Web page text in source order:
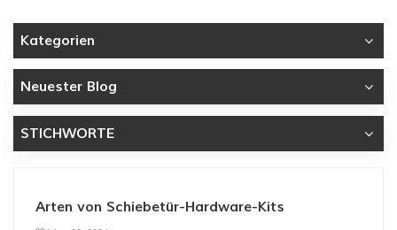
Kategorien
Neuester Blog
STICHWORTE
Arten von Schiebetür-Hardware-Kits